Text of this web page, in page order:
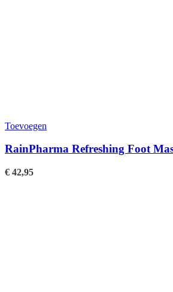
Toevoegen
RainPharma Refreshing Foot
€ 42,95